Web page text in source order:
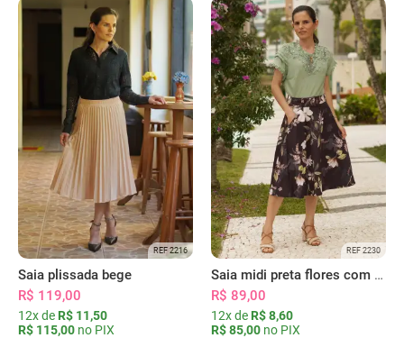
REF 2216
Saia plissada bege
R$ 119,00
12x de R$ 11,50
R$ 115,00 no PIX
REF 2230
Saia midi preta flores com bolsos
R$ 89,00
12x de R$ 8,60
R$ 85,00 no PIX